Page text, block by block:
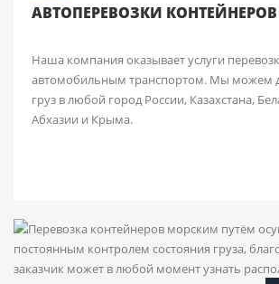
АВТОПЕРЕВОЗКИ КОНТЕЙНЕРОВ
Наша компания оказывает услуги
автомобильным транспортом. Мы можем
груз в любой город России, Казахстана,
Абхазии и Крыма.